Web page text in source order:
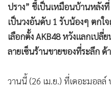
• เศรษฐกิจ-ธุรกิจ
• จีน
• ชุมชน-คุณภาพชีวิต
• อาชญากรรม
Motoring
ปราง” ชี้เป็นเหมือนบ้านหลังที่
เป็นวงอันดับ 1 รับน้องๆ ตกใจ
เลือกตั้ง AKB48 หวังแลกเป
ลายเซ็นร้านขายของที่ระลึก
วานนี้ (26 เม.ย.) ที่เดอะมอลล์